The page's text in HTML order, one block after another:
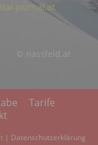
© nassfeld.at
journal.at
Tarife
| Datenschutzerklärung